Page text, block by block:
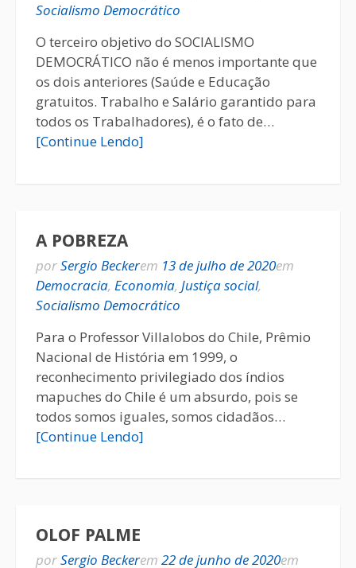
Socialismo Democrático
O terceiro objetivo do SOCIALISMO
DEMOCRÁTICO não é menos importante que
os dois anteriores (Saúde e Educação
gratuitos. Trabalho e Salário garantido para
todos os Trabalhadores), é o fato de…
[Continue Lendo]
A POBREZA
porSergio Beckerem 13 de julho de 2020em
Democracia, Economia, Justiça social,
Socialismo Democrático
Para o Professor Villalobos do Chile, Prêmio
Nacional de História em 1999, o
reconhecimento privilegiado dos índios
mapuches do Chile é um absurdo, pois se
todos somos iguales, somos cidadãos…
[Continue Lendo]
OLOF PALME
porSergio Beckerem 22 de junho de 2020em